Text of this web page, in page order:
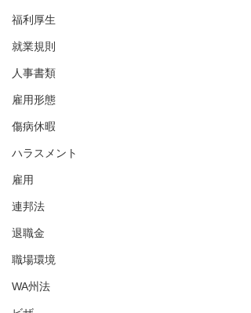
福利厚生
就業規則
人事書類
雇用形態
傷病休暇
ハラスメント
雇用
連邦法
退職金
職場環境
WA州法